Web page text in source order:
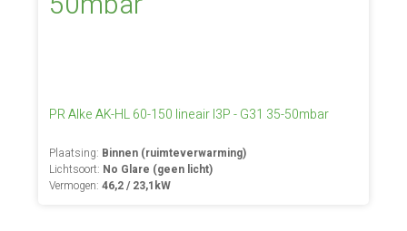
PR Alke AK-HL 60-150 lineair I3P - G31 35-50mbar
Plaatsing: Binnen (ruimteverwarming)
Lichtsoort: No Glare (geen licht)
Vermogen:46,2 / 23,1kW